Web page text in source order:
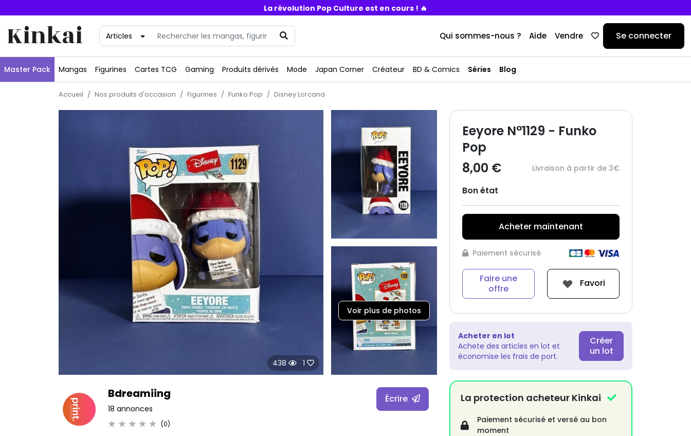
La révolution Pop Culture est en cours ! 🔥
Kinkai Qui sommes-nous ? Aide Vendre Se connecter
Master Pack Mangas Figurines Cartes TCG Gaming Produits dérivés Mode Japan Corner Créateur BD & Comics Séries Blog
Accueil Nos produits d'occasion Figurines Funko Pop Disney Lorcana
438 1
Voir plus de photos
Bdreamiing
18 annonces
(0)
Écrire
Eeyore N°1129 - Funko
Pop
8,00 €
Livraison à partir de 3€
Bon état
Acheter maintenant
Paiement sécurisé
Faire une
offre
Favori
Acheter en lot
Achete des articles en lot et
économise les frais de port.
Créer
un lot
La protection acheteur Kinkai
Paiement sécurisé et versé au bon
moment